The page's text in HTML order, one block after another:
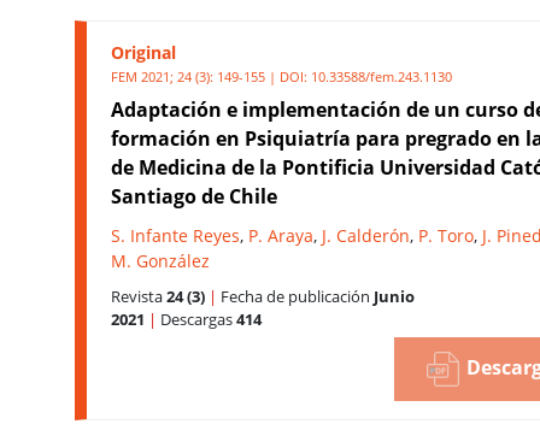
Original
FEM 2021; 24 (3): 149-155 | DOI: 10.33588/fem.243.1130
Adaptación e implementación de un curso
formación en Psiquiatría para pregrado en
de Medicina de la Pontificia Universidad
Santiago de Chile
S. Infante Reyes, P. Araya, J. Calderón, P. Toro, J.
M. González
Revista24 (3) | Fecha de publicación Junio
2021 | Descargas414